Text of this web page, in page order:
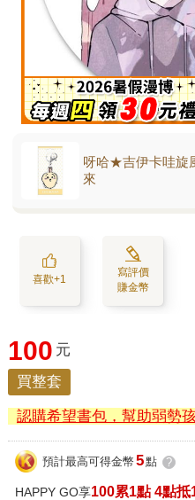
呀哈★吉伊卡哇旋
來
喜歡+1
寫評價
賺金幣
100 元
買整套
認購希望書包，幫助弱勢
預計最高可得金幣 5點 ?
HAPPY GO享100累1點 4點抵